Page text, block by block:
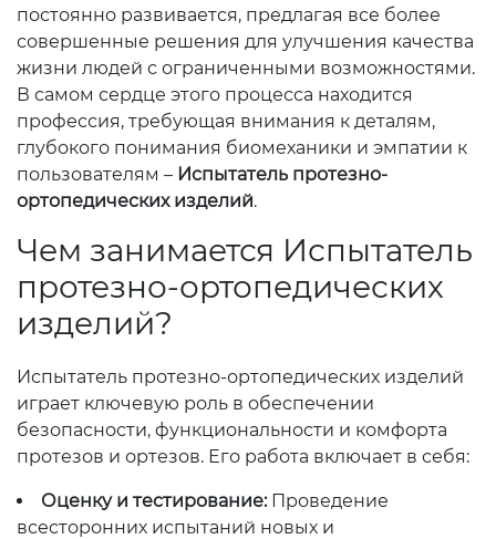
постоянно развивается, предлагая все более
совершенные решения для улучшения качества
жизни людей с ограниченными возможностями.
В самом сердце этого процесса находится
профессия, требующая внимания к деталям,
глубокого понимания биомеханики и эмпатии к
пользователям – Испытатель протезно-
ортопедических изделий.
Чем занимается Испытатель
протезно-ортопедических
изделий?
Испытатель протезно-ортопедических изделий
играет ключевую роль в обеспечении
безопасности, функциональности и комфорта
протезов и ортезов. Его работа включает в себя:
Оценку и тестирование:Проведение
всесторонних испытаний новых и